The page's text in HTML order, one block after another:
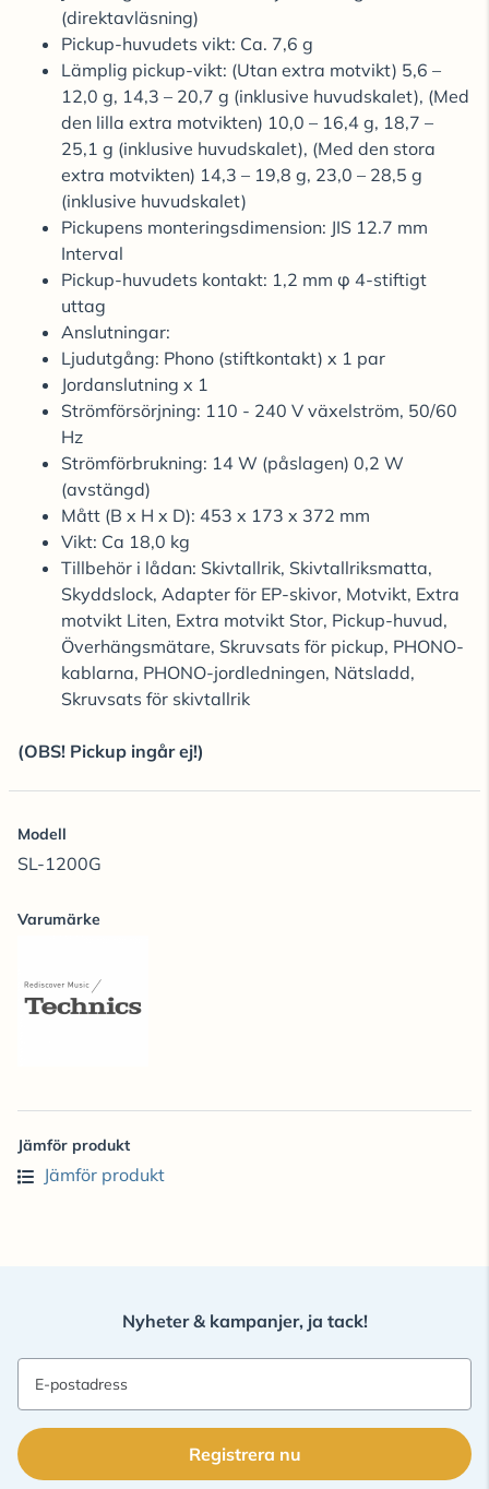
(direktavläsning)
Pickup-huvudets vikt: Ca. 7,6 g
Lämplig pickup-vikt: (Utan extra motvikt) 5,6 –
12,0 g, 14,3 – 20,7 g (inklusive huvudskalet), (Med
den lilla extra motvikten) 10,0 – 16,4 g, 18,7 –
25,1 g (inklusive huvudskalet), (Med den stora
extra motvikten) 14,3 – 19,8 g, 23,0 – 28,5 g
(inklusive huvudskalet)
Pickupens monteringsdimension: JIS 12.7 mm
Interval
Pickup-huvudets kontakt: 1,2 mm φ 4-stiftigt
uttag
Anslutningar:
Ljudutgång: Phono (stiftkontakt) x 1 par
Jordanslutning x 1
Strömförsörjning: 110 - 240 V växelström, 50/60
Hz
Strömförbrukning: 14 W (påslagen) 0,2 W
(avstängd)
Mått (B x H x D): 453 x 173 x 372 mm
Vikt: Ca 18,0 kg
Tillbehör i lådan: Skivtallrik, Skivtallriksmatta,
Skyddslock, Adapter för EP-skivor, Motvikt, Extra
motvikt Liten, Extra motvikt Stor, Pickup-huvud,
Överhängsmätare, Skruvsats för pickup, PHONO-
kablarna, PHONO-jordledningen, Nätsladd,
Skruvsats för skivtallrik
(OBS! Pickup ingår ej!)
Modell
SL-1200G
Varumärke
Jämför produkt
Jämför produkt
Nyheter & kampanjer, ja tack!
E-postadress
Registrera nu